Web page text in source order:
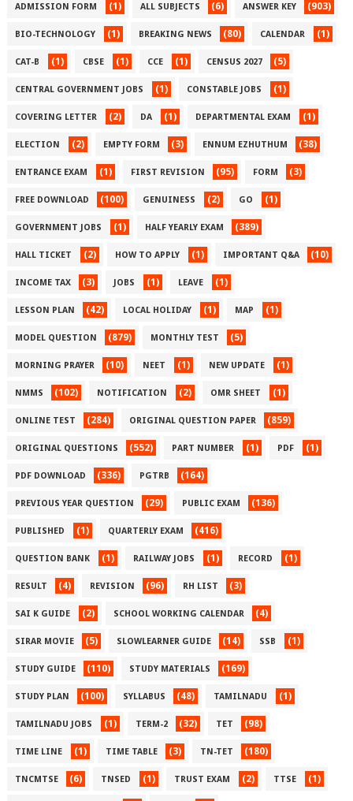
ADMISSION FORM (1) ALL SUBJECTS (6) ANSWER KEY (903)
BIO-TECHNOLOGY (1) BREAKING NEWS (80) CALENDAR (1)
CAT-B (1) CBSE (1) CCE (1) CENSUS 2027 (5)
CENTRAL GOVERNMENT JOBS (1) CONSTABLE JOBS (1)
COVERING LETTER (2) DA (1) DEPARTMENTAL EXAM (1)
ELECTION (2) EMPTY FORM (3) ENNUM EZHUTHUM (38)
ENTRANCE EXAM (1) FIRST REVISION (95) FORM (3)
FREE DOWNLOAD (100) GENUINESS (2) GO (1)
GOVERNMENT JOBS (1) HALF YEARLY EXAM (389)
HALL TICKET (2) HOW TO APPLY (1) IMPORTANT Q&A (10)
INCOME TAX (3) JOBS (1) LEAVE (1)
LESSON PLAN (42) LOCAL HOLIDAY (1) MAP (1)
MODEL QUESTION (879) MONTHLY TEST (5)
MORNING PRAYER (10) NEET (1) NEW UPDATE (1)
NMMS (102) NOTIFICATION (2) OMR SHEET (1)
ONLINE TEST (284) ORIGINAL QUESTION PAPER (859)
ORIGINAL QUESTIONS (552) PART NUMBER (1) PDF (1)
PDF DOWNLOAD (336) PGTRB (164)
PREVIOUS YEAR QUESTION (29) PUBLIC EXAM (136)
PUBLISHED (1) QUARTERLY EXAM (416)
QUESTION BANK (1) RAILWAY JOBS (1) RECORD (1)
RESULT (4) REVISION (96) RH LIST (3)
SAI K GUIDE (2) SCHOOL WORKING CALENDAR (4)
SIRAR MOVIE (5) SLOWLEARNER GUIDE (14) SSB (1)
STUDY GUIDE (110) STUDY MATERIALS (169)
STUDY PLAN (100) SYLLABUS (48) TAMILNADU (1)
TAMILNADU JOBS (1) TERM-2 (32) TET (98)
TIME LINE (1) TIME TABLE (3) TN-TET (180)
TNCMTSE (6) TNSED (1) TRUST EXAM (2) TTSE (1)